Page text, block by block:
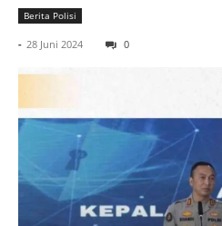
Berita Polisi
- 28 Juni 2024 0